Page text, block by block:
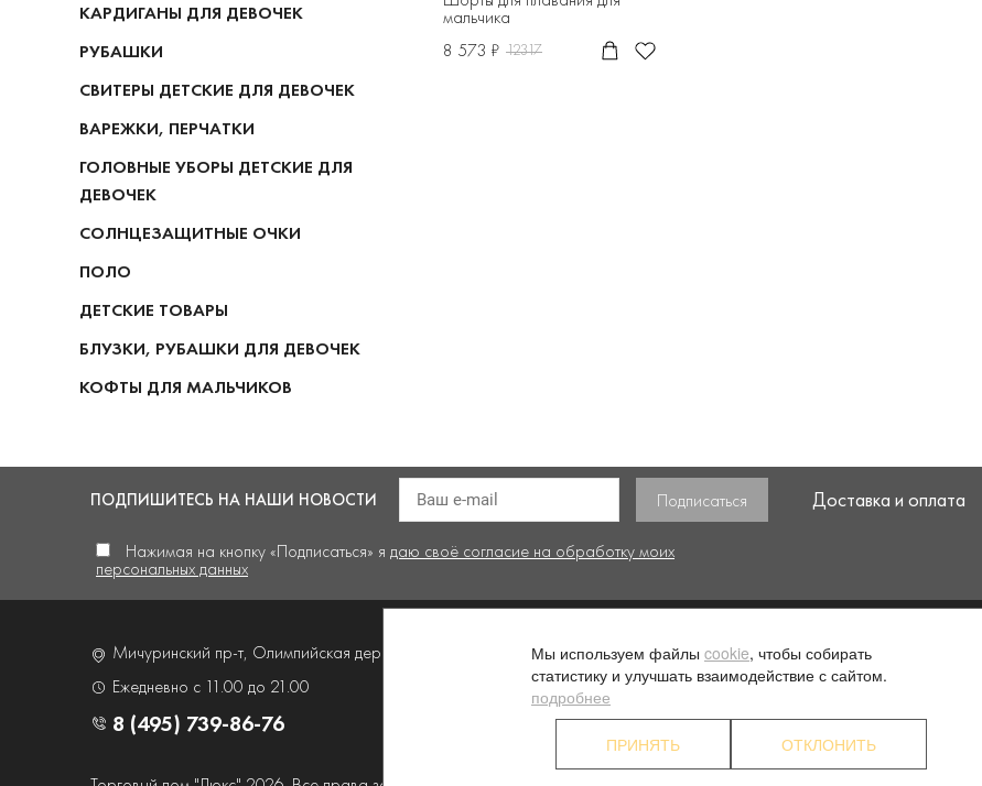
КАРДИГАНЫ ДЛЯ ДЕВОЧЕК
РУБАШКИ
СВИТЕРЫ ДЕТСКИЕ ДЛЯ ДЕВОЧЕК
ВАРЕЖКИ, ПЕРЧАТКИ
ГОЛОВНЫЕ УБОРЫ ДЕТСКИЕ ДЛЯ
ДЕВОЧЕК
СОЛНЦЕЗАЩИТНЫЕ ОЧКИ
ПОЛО
ДЕТСКИЕ ТОВАРЫ
БЛУЗКИ, РУБАШКИ ДЛЯ ДЕВОЧЕК
КОФТЫ ДЛЯ МАЛЬЧИКОВ
мальчика
8 573 ₽ 12317
ПОДПИШИТЕСЬ НА НАШИ НОВОСТИ
Нажимая на кнопку «Подписаться» я даю своё согласие на обработку моих
персональных данных
Доставка и оплата
Мичуринский пр-т, Олимпийская деревня,
Ежедневно с 11.00 до 21.00
8 (495) 739-86-76
О компании
Наши преимущества
Партнерские программы
Мы используем файлы cookie, чтобы собирать
статистику и улучшать взаимодействие с сайтом.
подробнее
ПРИНЯТЬ ОТКЛОНИТЬ